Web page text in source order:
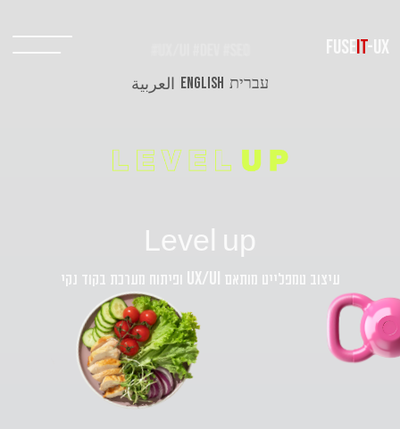
FUSEIT-UX
עברית ENGLISH العربية
Level up
עיצוב טמפלייט מותאם UX/UI ופיתוח מערכת בקוד נקי